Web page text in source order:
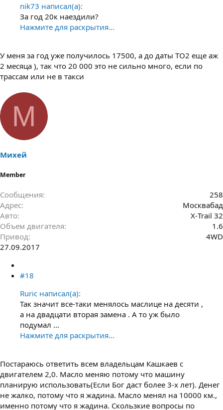
nik73 написал(а):
За год 20к наездили?
Нажмите для раскрытия...
У меня за год уже получилось 17500, а до даты ТО2 еще аж
2 месяца ), так что 20 000 это не сильно много, если по
трассам или не в такси
М
Михей
Member
Сообщения
258
Адрес
Москвабад
Авто
Х-Trail 32
Объем двигателя
1.6
Привод
4WD
27.09.2017
#18
Ruric написал(а):
Так значит все-таки менялось маслице на десяти ,
а на двадцати вторая замена . А то уж было
подумал ...
Нажмите для раскрытия...
Постараюсь ответить всем владельцам Кашкаев с
двигателем 2,0. Масло меняю потому что машину
планирую использовать(Если Бог даст более 3-х лет). Денег
не жалко, потому что я жадина. Масло менял на 10000 км.,
именно потому что я жадина. Скользкие вопросы по